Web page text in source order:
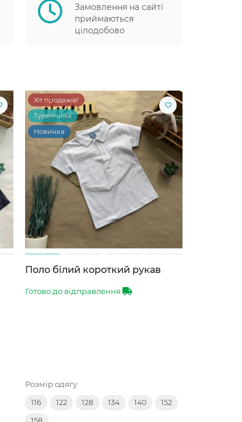
Замовлення на сайті
приймаються
цілодобово
Хіт продажів!
Туреччина
Новинка
Поло білий короткий рукав
Готово до відправлення
Розмір одягу
116 122 128 134 140 152